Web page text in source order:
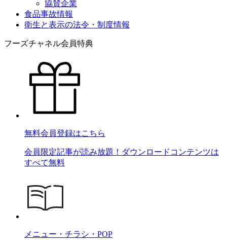
協賛企業
食品事故情報
衛生と表示の法令・制度情報
フーズチャネル会員特典
無料会員登録はこちら
会員限定記事が読み放題！ダウンロードコンテンツは
すべて無料
メニュー・チラシ・POP